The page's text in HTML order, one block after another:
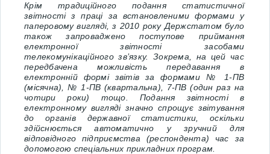
Крім традиційного подання статистичної
звітності з праці за встановленими формами у
паперовому вигляді, з 2010 року Держстатом було
також запроваджено поступове приймання
електронної звітності засобами
телекомунікаційного зв’язку. Зокрема, на цей час
передбачена можливість передавання в
електронній формі звітів за формами № 1-ПВ
(місячна) ,№ 1-ПВ (квартальна)
7-ПВ (один раз на
чотири роки)
тощо. Подання звітності в
електронному вигляді значно спрощує звітування
до органів державної статистики, оскільки
здійснюється автоматично у зручний для
відповідного підприємства (респондента) час за
допомогою спеціальних прикладних програм.